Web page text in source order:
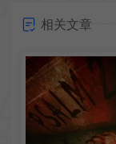
相关文章